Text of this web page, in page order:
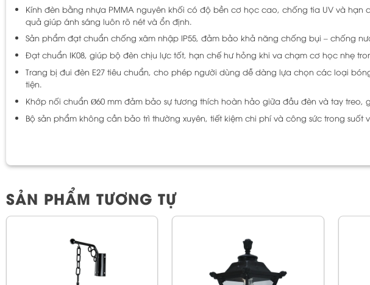
Kính đèn bằng nhựa PMMA nguyên khối có độ bền cơ học cao, chống tia UV và
quả giúp ánh sáng luôn rõ nét và ổn định.
Sản phẩm đạt chuẩn chống xâm nhập IP55, đảm bảo khả năng chống bụi – chống
Đạt chuẩn IK08, giúp bộ đèn chịu lực tốt, hạn chế hư hỏng khi va chạm cơ học nhẹ
Trang bị đui đèn E27 tiêu chuẩn, cho phép người dùng dễ dàng lựa chọn các loại
tiện.
Khớp nối chuẩn Ø60 mm đảm bảo sự tương thích hoàn hảo giữa đầu đèn và tay
Bộ sản phẩm không cần bảo trì thường xuyên, tiết kiệm chi phí và công sức trong suốt
SẢN PHẨM TƯƠNG TỰ